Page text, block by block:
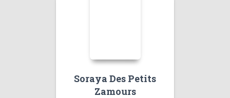
Soraya Des Petits
Zamours